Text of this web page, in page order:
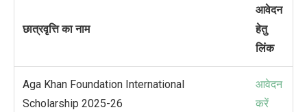
छात्रवृत्ति का नाम
आवेदन
हेतु
लिंक
Aga Khan Foundation International
Scholarship 2025-26
आवेदन
करें